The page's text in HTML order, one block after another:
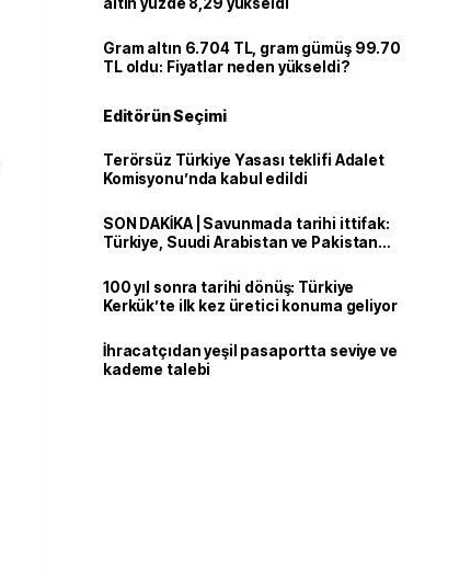
Gram altın 6.704 TL, gram gümüş 99.70
TL oldu: Fiyatlar neden yükseldi?
Editörün Seçimi
Terörsüz Türkiye Yasası teklifi Adalet
Komisyonu’nda kabul edildi
SON DAKİKA | Savunmada tarihi ittifak:
Türkiye, Suudi Arabistan ve Pakistan
100 yıl sonra tarihi dönüş: Türkiye
Kerkük’te ilk kez üretici konuma geliyor
İhracatçıdan yeşil pasaportta seviye ve
kademe talebi